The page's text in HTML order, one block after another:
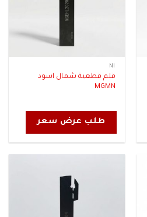
NI
قلم قطعية شمال اسود
MGMN
طلب عرض سعر